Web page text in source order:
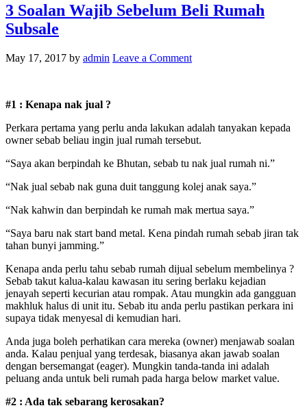
3 Soalan Wajib Sebelum Beli Rumah
Subsale
May 17, 2017 by admin Leave a Comment
#1 : Kenapa nak jual ?
Perkara pertama yang perlu anda lakukan adalah tanyakan kepada
owner sebab beliau ingin jual rumah tersebut.
“Saya akan berpindah ke Bhutan, sebab tu nak jual rumah ni.”
“Nak jual sebab nak guna duit tanggung kolej anak saya.”
“Nak kahwin dan berpindah ke rumah mak mertua saya.”
“Saya baru nak start band metal. Kena pindah rumah sebab jiran tak
tahan bunyi jamming.”
Kenapa anda perlu tahu sebab rumah dijual sebelum membelinya ?
Sebab takut kalua-kalau kawasan itu sering berlaku kejadian
jenayah seperti kecurian atau rompak. Atau mungkin ada gangguan
makhluk halus di unit itu. Sebab itu anda perlu pastikan perkara ini
supaya tidak menyesal di kemudian hari.
Anda juga boleh perhatikan cara mereka (owner) menjawab soalan
anda. Kalau penjual yang terdesak, biasanya akan jawab soalan
dengan bersemangat (eager). Mungkin tanda-tanda ini adalah
peluang anda untuk beli rumah pada harga below market value.
#2 : Ada tak sebarang kerosakan?